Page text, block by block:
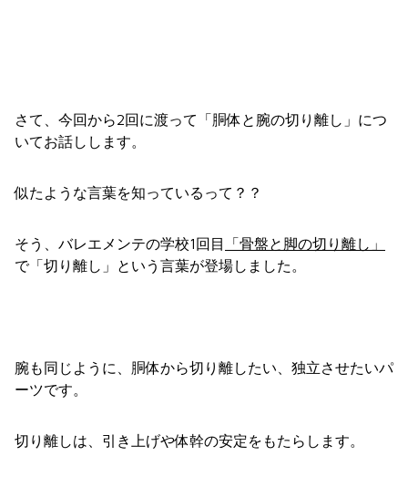
さて、今回から2回に渡って「胴体と腕の切り離し」につ
いてお話しします。
似たような言葉を知っているって？？
そう、バレエメンテの学校1回目
「骨盤と脚の切り離し」
で「切り離し」という言葉が登場しました。
腕も同じように、胴体から切り離したい、独立させたいパ
ーツです。
切り離しは、引き上げや体幹の安定をもたらします。